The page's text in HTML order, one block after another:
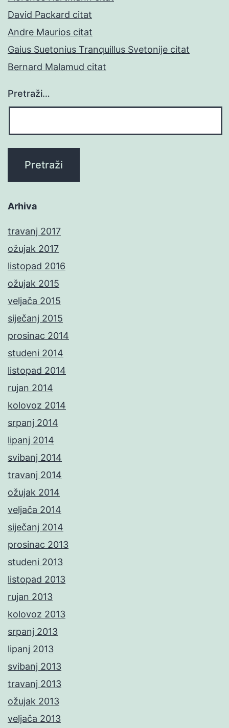
David Packard citat
Andre Maurios citat
Gaius Suetonius Tranquillus Svetonije citat
Bernard Malamud citat
Pretraži…
Arhiva
travanj 2017
ožujak 2017
listopad 2016
ožujak 2015
veljača 2015
siječanj 2015
prosinac 2014
studeni 2014
listopad 2014
rujan 2014
kolovoz 2014
srpanj 2014
lipanj 2014
svibanj 2014
travanj 2014
ožujak 2014
veljača 2014
siječanj 2014
prosinac 2013
studeni 2013
listopad 2013
rujan 2013
kolovoz 2013
srpanj 2013
lipanj 2013
svibanj 2013
travanj 2013
ožujak 2013
veljača 2013